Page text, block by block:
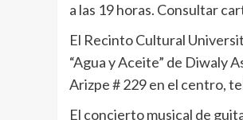
a las 19 horas. Consultar
El Recinto Cultural
“Agua y Aceite” de Diwaly
Arizpe # 229 en el centro,
El concierto musical de